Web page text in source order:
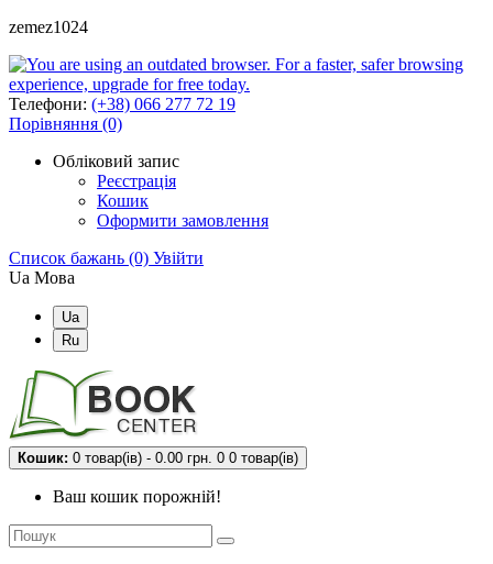
zemez1024
Телефони: (+38) 066 277 72 19
Порівняння (0)
Обліковий запис
Реєстрація
Кошик
Оформити замовлення
Список бажань (0) Увійти
Ua Мова
Ua
Ru
Кошик: 0 товар(ів) - 0.00 грн. 0 0 товар(ів)
Ваш кошик порожній!